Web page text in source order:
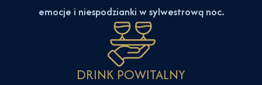
emocje i niespodzianki w sylwestrową noc.
DRINK POWITALNY